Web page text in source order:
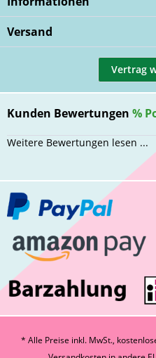
Versand
Vertrag
Kunden Bewertungen %
Weitere Bewertungen lesen ...
* Alle Preise inkl. MwSt.,